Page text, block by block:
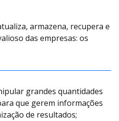
armazena, recupera e
das empresas: os
grandes quantidades
que gerem informações
de resultados;